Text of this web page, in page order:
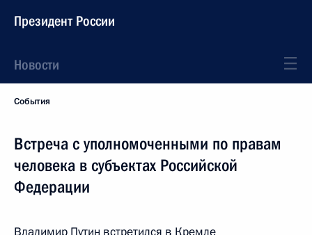
Президент России
Новости
События
Встреча с уполномоченными по правам
человека в субъектах Российской
Федерации